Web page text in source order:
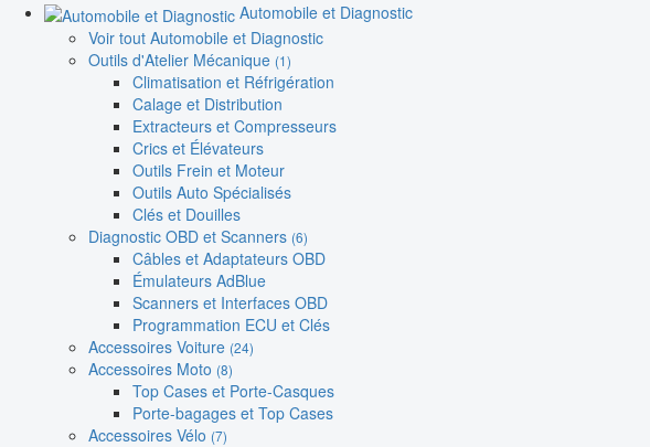
Automobile et Diagnostic
Voir tout Automobile et Diagnostic
Outils d'Atelier Mécanique (1)
Climatisation et Réfrigération
Calage et Distribution
Extracteurs et Compresseurs
Crics et Élévateurs
Outils Frein et Moteur
Outils Auto Spécialisés
Clés et Douilles
Diagnostic OBD et Scanners (6)
Câbles et Adaptateurs OBD
Émulateurs AdBlue
Scanners et Interfaces OBD
Programmation ECU et Clés
Accessoires Voiture (24)
Accessoires Moto (8)
Top Cases et Porte-Casques
Porte-bagages et Top Cases
Accessoires Vélo (7)